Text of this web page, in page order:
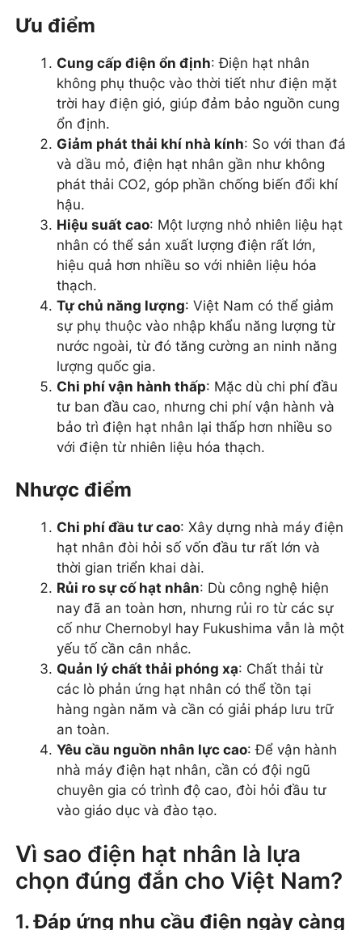
Ưu điểm
Cung cấp điện ổn định: Điện hạt nhân
không phụ thuộc vào thời tiết như điện mặt
trời hay điện gió, giúp đảm bảo nguồn cung
ổn định.
Giảm phát thải khí nhà kính: So với than đá
và dầu mỏ, điện hạt nhân gần như không
phát thải CO2, góp phần chống biến đổi khí
hậu.
Hiệu suất cao: Một lượng nhỏ nhiên liệu hạt
nhân có thể sản xuất lượng điện rất lớn,
hiệu quả hơn nhiều so với nhiên liệu hóa
thạch.
Tự chủ năng lượng: Việt Nam có thể giảm
sự phụ thuộc vào nhập khẩu năng lượng từ
nước ngoài, từ đó tăng cường an ninh năng
lượng quốc gia.
Chi phí vận hành thấp: Mặc dù chi phí đầu
tư ban đầu cao, nhưng chi phí vận hành và
bảo trì điện hạt nhân lại thấp hơn nhiều so
với điện từ nhiên liệu hóa thạch.
Nhược điểm
Chi phí đầu tư cao: Xây dựng nhà máy điện
hạt nhân đòi hỏi số vốn đầu tư rất lớn và
thời gian triển khai dài.
Rủi ro sự cố hạt nhân: Dù công nghệ hiện
nay đã an toàn hơn, nhưng rủi ro từ các sự
cố như Chernobyl hay Fukushima vẫn là một
yếu tố cần cân nhắc.
Quản lý chất thải phóng xạ: Chất thải từ
các lò phản ứng hạt nhân có thể tồn tại
hàng ngàn năm và cần có giải pháp lưu trữ
an toàn.
Yêu cầu nguồn nhân lực cao: Để vận hành
nhà máy điện hạt nhân, cần có đội ngũ
chuyên gia có trình độ cao, đòi hỏi đầu tư
vào giáo dục và đào tạo.
Vì sao điện hạt nhân là lựa
chọn đúng đắn cho Việt Nam?
1.Đáp ứng nhu cầu điện ngày càng